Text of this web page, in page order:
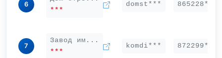
6
***
domst*** 865228***
7
Завод им...
***
komdi*** 872299***